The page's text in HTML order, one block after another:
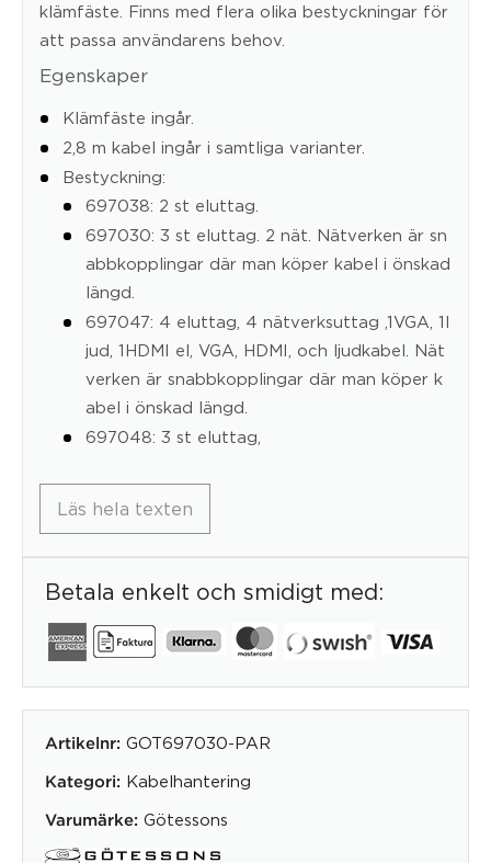
klämfäste. Finns med flera olika bestyckningar för
att passa användarens behov.
Egenskaper
Klämfäste ingår.
2,8 m kabel ingår i samtliga varianter.
Bestyckning:
697038: 2 st eluttag.
697030: 3 st eluttag. 2 nät. Nätverken är sn
abbkopplingar där man köper kabel i önskad
längd.
697047: 4 eluttag, 4 nätverksuttag ,1VGA, 1l
jud, 1HDMI el, VGA, HDMI, och ljudkabel. Nät
verken är snabbkopplingar där man köper k
abel i önskad längd.
697048: 3 st eluttag,
Läs hela texten
Betala enkelt och smidigt med:
Artikelnr: GOT697030-PAR
Kategori: Kabelhantering
Varumärke: Götessons